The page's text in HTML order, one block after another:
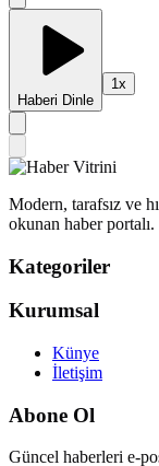
Haberi Dinle
1 x
Modern, tarafsız ve
okunan haber portalı.
Kategoriler
Kurumsal
Künye
İletişim
Abone Ol
Güncel haberleri e-